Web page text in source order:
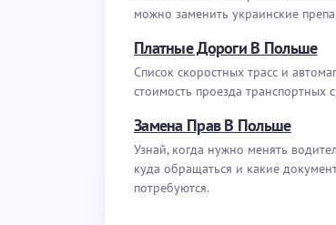
можно заменить украинские
Платные Дороги В Польше
Список скоростных трасс и
стоимость проезда транспортных
Замена Прав В Польше
Узнай, когда нужно менять
куда обращаться и какие
потребуются.